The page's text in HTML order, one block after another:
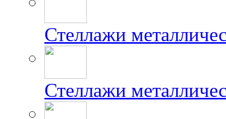
Стеллажи
Стеллажи